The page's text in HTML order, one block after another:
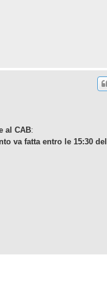
al CAB:
va fatta entro le 15:30 del